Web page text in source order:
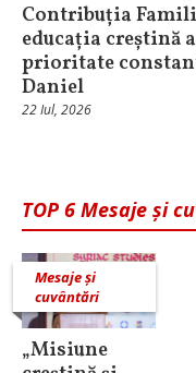
Contribuția
educația creștină
prioritate
Daniel
22 Iul, 2026
TOP 6 Mesaje și
Mesaje și
cuvântări
„Misiune